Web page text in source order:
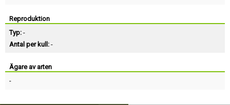
Reproduktion
Typ: -
Antal per kull: -
Ägare av arten
-